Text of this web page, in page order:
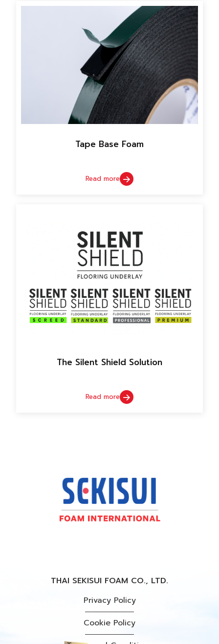
Tape Base Foam
Read more
The Silent Shield Solution
Read more
THAI SEKISUI FOAM CO., LTD.
Privacy Policy
Cookie Policy